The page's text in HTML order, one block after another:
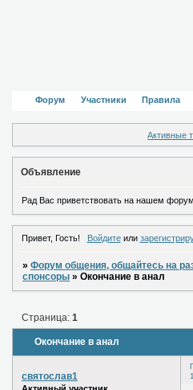
Форум Участники Правила
Активные
Объявление
Рад Вас приветствовать на нашем
Привет, Гость! Войдитеили
»Форум общения, общайтесь на
спонсоры »Окончание в анал
Окончание в анал
Страница:1
святослав1